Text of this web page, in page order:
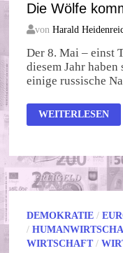
Die Wölfe
vonHarald
Der 8. Mai – einst
diesem Jahr
einige russische
DIE
WÖLFE
WEITERLESEN
DEMOKRATIE /
/
WIRTSCHAFT/